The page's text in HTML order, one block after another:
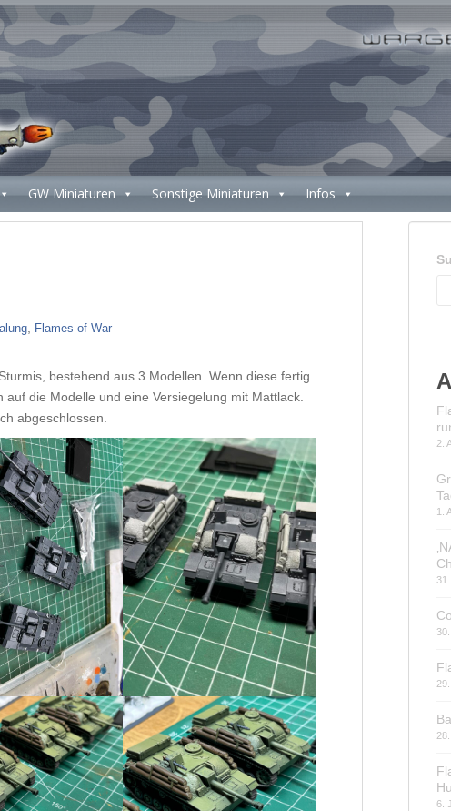
GW Miniaturen Sonstige Miniaturen Infos
, Flames of War
bestehend aus 3 Modellen. Wenn diese fertig
die Modelle und eine Versiegelung mit Mattlack.
abgeschlossen.
2.
1.
6.